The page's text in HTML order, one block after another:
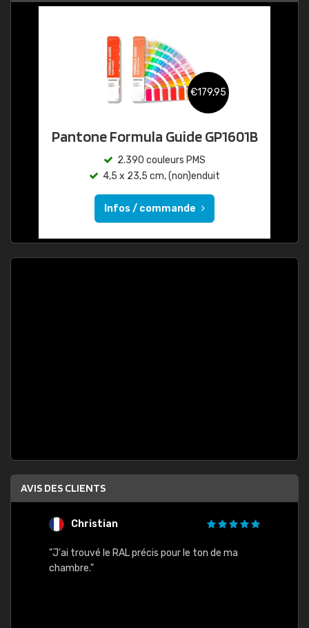
€179,95
Pantone Formula Guide GP1601B
2.390 couleurs PMS
4,5 x 23,5 cm, (non)enduit
Infos / commande
AVIS DES CLIENTS
Christian
"J'ai trouvé le RAL précis pour le ton de ma
chambre."